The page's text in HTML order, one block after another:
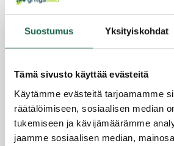
Suostumus Yksityiskohdat
Tämä sivusto käyttää evästeitä
Käytämme evästeitä tarjoamamme
räätälöimiseen, sosiaalisen median
tukemiseen ja kävijämäärämme
jaamme sosiaalisen median,
Salo Golfilla sujuva yhteistyö